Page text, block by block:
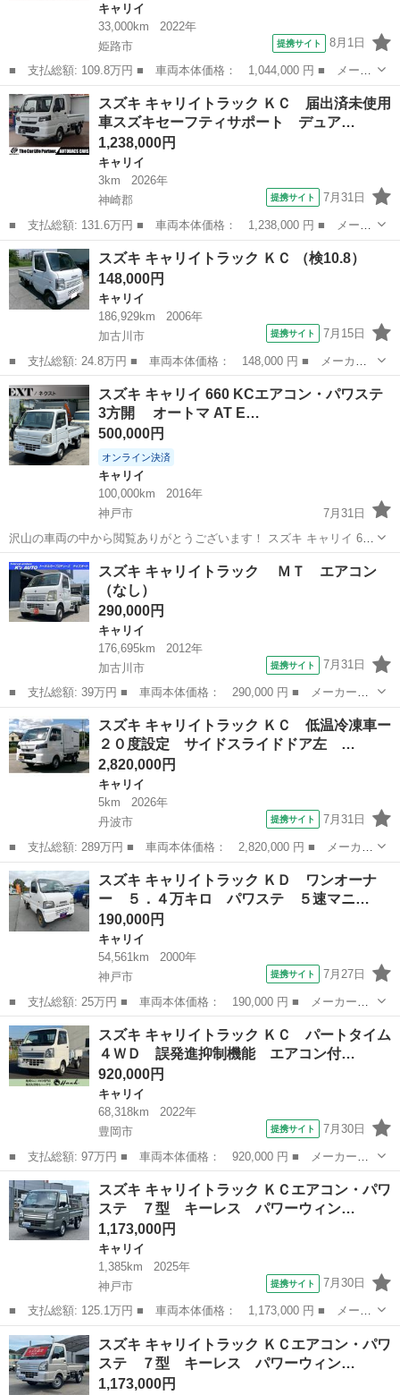
キャリイ
33,000km
2022年
姫路市
提携サイト 8月1日
■ 支払総額: 109.8万円 ■ 車両本体価格： 1,044,000 円 ■ メーカ
ー名： スズキ ■ 車種名： キャリイトラック ■ グレード名：
ＫＣエアコン・パワステ ４ＷＤ ＡＴ ＥＴＣ 横滑り防止装置
運転席エ...
兵庫 姫路市 キャリイ
スズキ キャリイトラック ＫＣ 届出済未使用
車スズキセーフティサポート デュア…
1,238,000円
キャリイ
3km
2026年
神崎郡
提携サイト 7月31日
■ 支払総額: 131.6万円 ■ 車両本体価格： 1,238,000 円 ■ メーカ
ー名： スズキ ■ 車種名： キャリイトラック ■ グレード名：
ＫＣ 届出済未使用車スズキセーフティサポート デュアルセンサー
ブレーキ...
兵庫 神崎郡 キャリイ
スズキ キャリイトラック ＫＣ （検10.8）
148,000円
キャリイ
186,929km
2006年
加古川市
提携サイト 7月15日
■ 支払総額: 24.8万円 ■ 車両本体価格： 148,000 円 ■ メーカー
名： スズキ ■ 車種名： キャリイトラック ■ グレード名： Ｋ
Ｃ ■ 排気量： 660cc ■ ドア枚数： 2D ■ ミッション： MT...
兵庫 加古川市 キャリイ
スズキ キャリイ 660 KCエアコン・パワステ
3方開 オートマ AT E…
500,000円
オンライン決済
キャリイ
100,000km
2016年
神戸市
7月31日
沢山の車両の中から閲覧ありがとうございます！ スズキ キャリイ 660
KCエアコン・パワステ 3方開 オートマ AT ETC 2WD 修復歴無し
（スペリアホワイト） 即納車可能！！ 現車確認先着順で...
兵庫 神戸市 キャリイ 車両
スズキ キャリイトラック ＭＴ エアコン
（なし）
290,000円
キャリイ
176,695km
2012年
加古川市
提携サイト 7月31日
■ 支払総額: 39万円 ■ 車両本体価格： 290,000 円 ■ メーカー
名： スズキ ■ 車種名： キャリイトラック ■ グレード名：
ＭＴ エアコン ■ 排気量： 660cc ■ ドア枚数： 2D ■ ミッショ
ン...
兵庫 加古川市 キャリイ
スズキ キャリイトラック ＫＣ 低温冷凍車ー
２０度設定 サイドスライドドア左 …
2,820,000円
キャリイ
5km
2026年
丹波市
提携サイト 7月31日
■ 支払総額: 289万円 ■ 車両本体価格： 2,820,000 円 ■ メーカー
名： スズキ ■ 車種名： キャリイトラック ■ グレード名： Ｋ
Ｃ 低温冷凍車ー２０度設定 サイドスライドドア左 床スノコ ４
ＷＤ ４Ａ...
兵庫 丹波市 キャリイ
スズキ キャリイトラック ＫＤ ワンオーナ
ー ５．４万キロ パワステ ５速マニ…
190,000円
キャリイ
54,561km
2000年
神戸市
提携サイト 7月27日
■ 支払総額: 25万円 ■ 車両本体価格： 190,000 円 ■ メーカー
名： スズキ ■ 車種名： キャリイトラック ■ グレード名： Ｋ
Ｄ ワンオーナー ５．４万キロ パワステ ５速マニュアル 法定
整備付き 車検整...
兵庫 神戸市 キャリイ
スズキ キャリイトラック ＫＣ パートタイム
４ＷＤ 誤発進抑制機能 エアコン付…
920,000円
キャリイ
68,318km
2022年
豊岡市
提携サイト 7月30日
■ 支払総額: 97万円 ■ 車両本体価格： 920,000 円 ■ メーカー
名： スズキ ■ 車種名： キャリイトラック ■ グレード名： Ｋ
Ｃ パートタイム４ＷＤ 誤発進抑制機能 エアコン付き ＷＳＲ
Ｓ 運転席エアバッ...
兵庫 豊岡市 キャリイ
スズキ キャリイトラック ＫＣエアコン・パワ
ステ ７型 キーレス パワーウィン…
1,173,000円
キャリイ
1,385km
2025年
神戸市
提携サイト 7月30日
■ 支払総額: 125.1万円 ■ 車両本体価格： 1,173,000 円 ■ メーカ
ー名： スズキ ■ 車種名： キャリイトラック ■ グレード名：
ＫＣエアコン・パワステ ７型 キーレス パワーウィンドー デュ
アルカメ...
兵庫 神戸市 キャリイ
スズキ キャリイトラック ＫＣエアコン・パワ
ステ ７型 キーレス パワーウィン…
1,173,000円